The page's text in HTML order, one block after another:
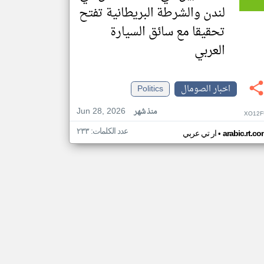
لندن والشرطة البريطانية تفتح
تحقيقا مع سائق السيارة
العربي
اخبار الصومال
Politics
Jun 28, 2026
منذ شهر
ار تي عربي• عدد الكلمات: ٢٣٣